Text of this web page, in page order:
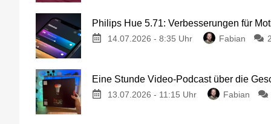
Philips Hue 5.71: Verbesserungen für
14.07.2026 - 8:35 Uhr Fabian
Eine Stunde Video-Podcast über die
13.07.2026 - 11:15 Uhr Fabian